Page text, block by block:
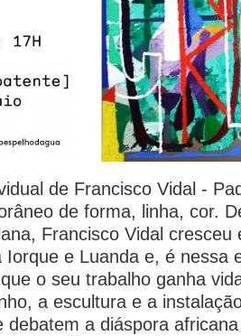
de Francisco Vidal -
de forma, linha, cor.
Francisco Vidal cresceu
Iorque e Luanda e, é nessa
o seu trabalho ganha
a escultura e a
debatem a diáspora